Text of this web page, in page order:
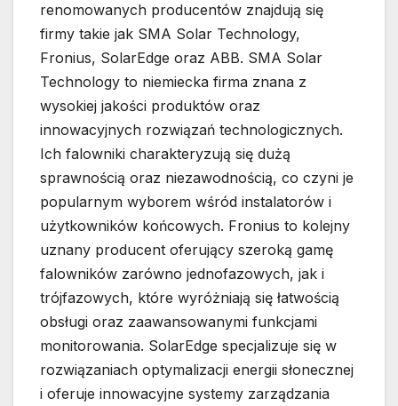
renomowanych producentów znajdują się
firmy takie jak SMA Solar Technology,
Fronius, SolarEdge oraz ABB. SMA Solar
Technology to niemiecka firma znana z
wysokiej jakości produktów oraz
innowacyjnych rozwiązań technologicznych.
Ich falowniki charakteryzują się dużą
sprawnością oraz niezawodnością, co czyni je
popularnym wyborem wśród instalatorów i
użytkowników końcowych. Fronius to kolejny
uznany producent oferujący szeroką gamę
falowników zarówno jednofazowych, jak i
trójfazowych, które wyróżniają się łatwością
obsługi oraz zaawansowanymi funkcjami
monitorowania. SolarEdge specjalizuje się w
rozwiązaniach optymalizacji energii słonecznej
i oferuje innowacyjne systemy zarządzania